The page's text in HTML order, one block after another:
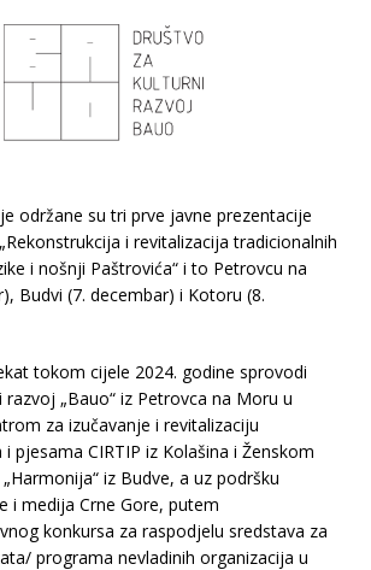
održane su tri prve javne prezentacije
i revitalizacija tradicionalnih
i nošnji Paštrovića“ i to Petrovcu na
Budvi (7. decembar) i Kotoru (8.
tokom cijele 2024. godine sprovodi
„Bauo“ iz Petrovca na Moru u
za izučavanje i revitalizaciju
pjesama CIRTIP iz Kolašina i Ženskom
iz Budve, a uz podršku
i medija Crne Gore, putem
konkursa za raspodjelu sredstava za
programa nevladinih organizacija u